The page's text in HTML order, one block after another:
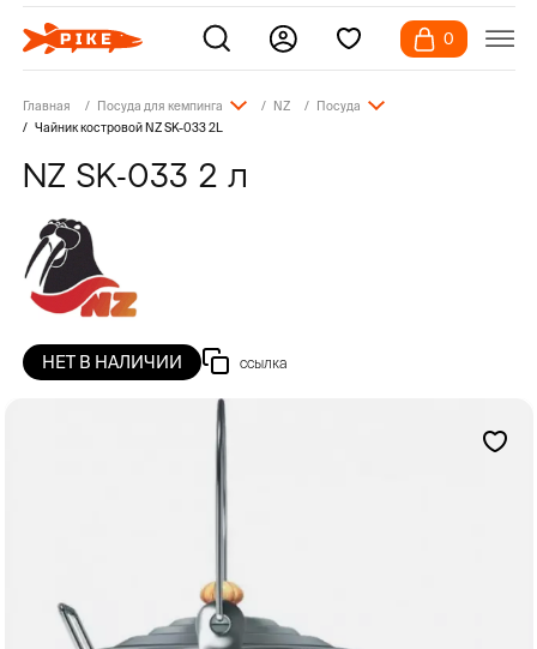
0
Главная Посуда для кемпинга NZ
Посуда
Чайник костровой NZ SK-033 2L
NZ SK-033 2 л
НЕТ В НАЛИЧИИ ссылка